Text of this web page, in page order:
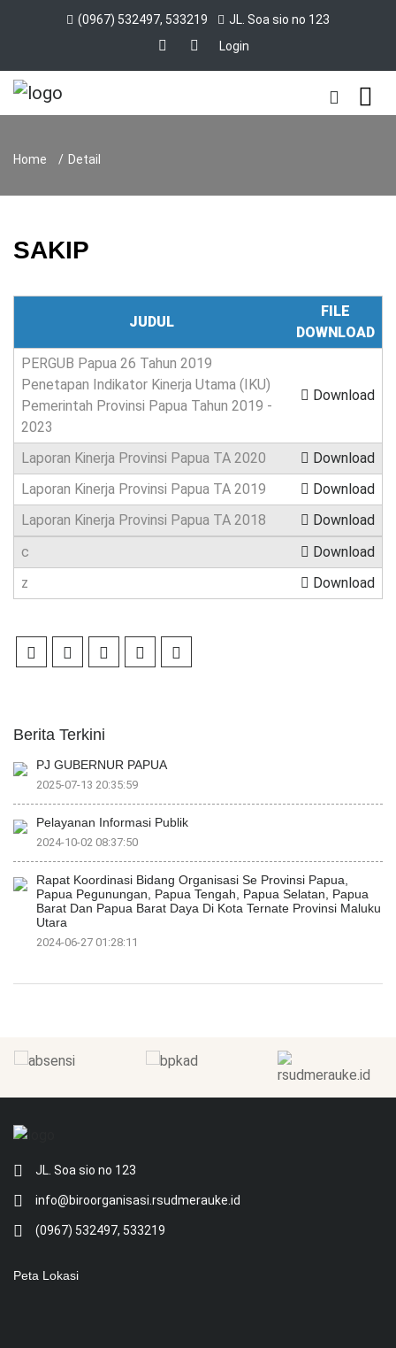
(0967) 532497, 533219
JL. Soa sio no 123
Login
Home Detail
SAKIP
JUDUL
FILE
DOWNLOAD
PERGUB Papua 26 Tahun 2019
Penetapan Indikator Kinerja Utama (IKU)
Pemerintah Provinsi Papua Tahun 2019 -
2023
Download
Laporan Kinerja Provinsi Papua TA 2020
Download
Laporan Kinerja Provinsi Papua TA 2019
Download
Laporan Kinerja Provinsi Papua TA 2018
Download
c
Download
z
Download
Berita Terkini
PJ GUBERNUR PAPUA
2025-07-13 20:35:59
Pelayanan Informasi Publik
2024-10-02 08:37:50
Rapat Koordinasi Bidang Organisasi Se Provinsi Papua,
Papua Pegunungan, Papua Tengah, Papua Selatan, Papua
Barat Dan Papua Barat Daya Di Kota Ternate Provinsi Maluku
Utara
2024-06-27 01:28:11
JL. Soa sio no 123
info@biroorganisasi.rsudmerauke.id
(0967) 532497, 533219
Peta Lokasi